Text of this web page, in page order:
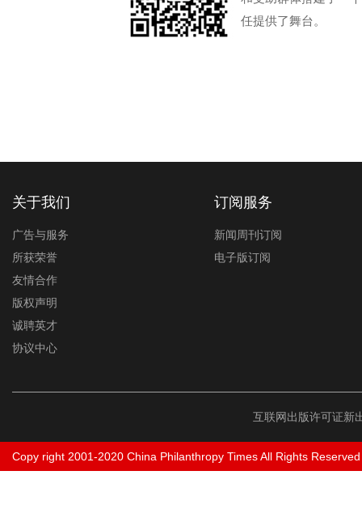
任提供了舞台。
关于我们
广告与服务
所获荣誉
友情合作
版权声明
诚聘英才
协议中心
订阅服务
新闻周刊订阅
电子版订阅
互联网出版许可证新
Copy right 2001-2020 China Philanthropy Times All Rights Reserved